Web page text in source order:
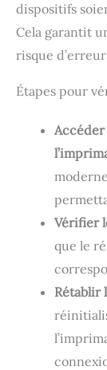
dispositifs
Cela garantit
risque
Étapes pour
Vérifier
que le
Rétablir